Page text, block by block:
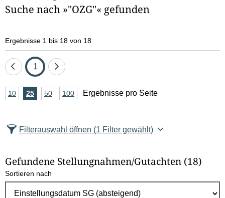
h
Suche nach »"OZG"« gefunden
Ergebnisse 1 bis 18 von 18
Eine
zurück
Seite
1
Eine
vor
A
z
l
E
10Ergebnisse
25Ergebnisse
50Ergebnisse
100Ergebnisse
Ergebnisse pro Seite
Filterauswahl öffnen (1 Filter gewählt)
Gefundene Stellungnahmen/⁠Gutachten (18)
Sortieren nach